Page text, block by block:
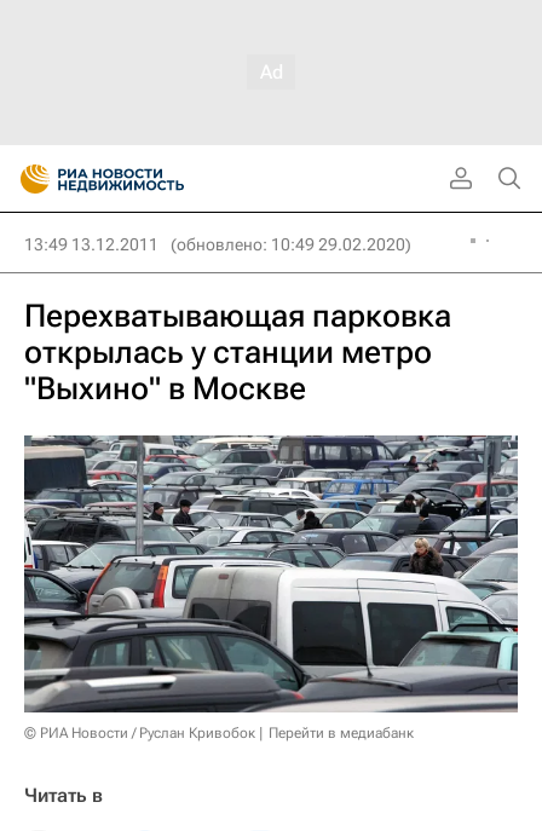
13:49 13.12.2011 (обновлено: 10:49 29.02.2020)
Перехватывающая парковка
открылась у станции метро
"Выхино" в Москве
© РИА Новости / Руслан Кривобок Перейти в медиабанк
Читать в